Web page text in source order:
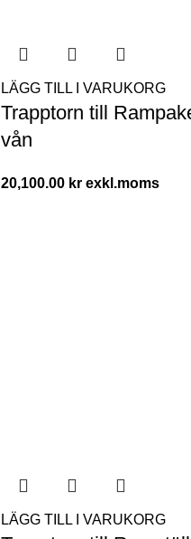
LÄGG TILL I VARUKORG
Trapptorn till
vån
20,100.00 kr
LÄGG TILL I VARUKORG